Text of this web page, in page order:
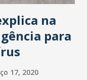
na
para
17, 2020